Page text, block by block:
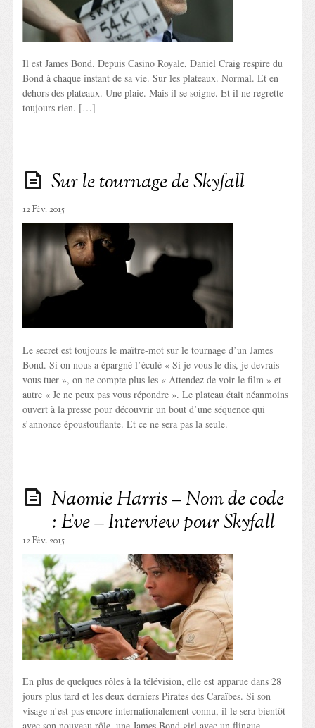
Il est James Bond. Depuis Casino Royale, Daniel Craig respire du
Bond à chaque instant de sa vie. Sur les plateaux. Normal. Et en
dehors des plateaux. Une plaie. Mais il se soigne. Et il ne regrette
toujours rien. […]
Sur le tournage de Skyfall
12 Fév. 2015
Le secret est toujours le maître-mot sur le tournage d’un James
Bond. Si on nous a épargné l’éculé « Si je vous le dis, je devrais
vous tuer », on ne compte plus les « Attendez de voir le film » et
autre « Je ne peux pas vous répondre ». Le plateau était néanmoins
ouvert à la presse pour découvrir un bout d’une séquence qui
s’annonce époustouflante. Et ce ne sera pas la seule.
Naomie Harris – Nom de code
: Eve – Interview pour Skyfall
12 Fév. 2015
En plus de quelques rôles à la télévision, elle est apparue dans 28
jours plus tard et les deux derniers Pirates des Caraïbes. Si son
visage n’est pas encore internationalement connu, il le sera bientôt